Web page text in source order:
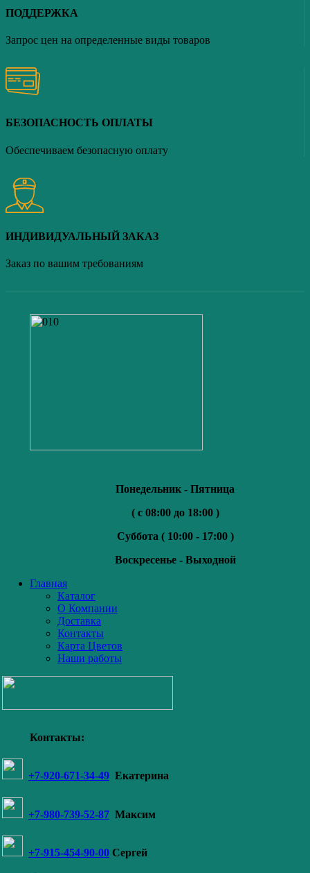
ПОДДЕРЖКА
Запрос цен на определенные виды товаров
БЕЗОПАСНОСТЬ ОПЛАТЫ
Обеспечиваем безопасную оплату
ИНДИВИДУАЛЬНЫЙ ЗАКАЗ
Заказ по вашим требованиям
Понедельник - Пятница
( с 08:00 до 18:00 )
Суббота ( 10:00 - 17:00 )
Воскресенье - Выходной
Главная
Каталог
О Компании
Доставка
Контакты
Карта Цветов
Наши работы
Контакты:
+7-920-671-34-49 Екатерина
+7-980-739-52-87 Максим
+7-915-454-90-00 Сергей